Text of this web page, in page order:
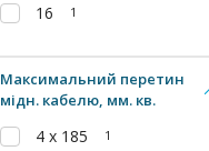
16 1
Максимальний перетин
мідн. кабелю, мм. кв.
4 х 185 1